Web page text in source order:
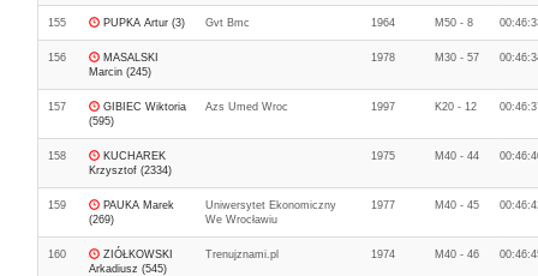
155 PUPKA Artur (3) Gvt Bmc 1964 M50 - 8
156
MASALSKI
Marcin (245)
1978 M30 - 57
157
GIBIEC Wiktoria
(595)
Azs Umed Wroc 1997 K20 - 12
158
KUCHAREK
Krzysztof (2334)
1975 M40 - 44
159
PAUKA Marek
(269)
Uniwersytet Ekonomiczny
We Wrocławiu
1977 M40 - 45
160
ZIÓŁKOWSKI
Arkadiusz (545)
Trenujznami.pl 1974 M40 - 46